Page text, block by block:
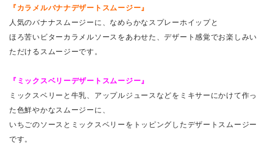
『カラメルバナナデザートスムージー』
人気のバナナスムージーに、なめらかなスプレーホイップと
ほろ苦いビターカラメルソースをあわせた、デザート感覚でお楽しみい
ただけるスムージーです。
『ミックスベリーデザートスムージー』
ミックスベリーと牛乳、アップルジュースなどをミキサーにかけて作っ
た色鮮やかなスムージーに、
いちごのソースとミックスベリーをトッピングしたデザートスムージー
です。